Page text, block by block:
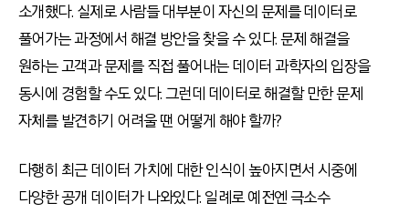
소개했다. 실제로 사람들 대부분이 자신의 문제를 데이터로
풀어가는 과정에서 해결 방안을 찾을 수 있다. 문제 해결을
원하는 고객과 문제를 직접 풀어내는 데이터 과학자의 입장을
동시에 경험할 수도 있다. 그런데 데이터로 해결할 만한 문제
자체를 발견하기 어려울 땐 어떻게 해야 할까?
다행히 최근 데이터 가치에 대한 인식이 높아지면서 시중에
다양한 공개 데이터가 나와있다. 일례로 예전엔 극소수